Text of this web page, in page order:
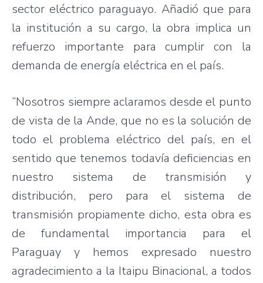
sector eléctrico paraguayo. Añadió que para
la institución a su cargo, la obra implica un
refuerzo importante para cumplir con la
demanda de energía eléctrica en el país.
“Nosotros siempre aclaramos desde el punto
de vista de la Ande, que no es la solución de
todo el problema eléctrico del país, en el
sentido que tenemos todavía deficiencias en
nuestro sistema de transmisión y
distribución, pero para el sistema de
transmisión propiamente dicho, esta obra es
de fundamental importancia para el
Paraguay y hemos expresado nuestro
agradecimiento a la Itaipu Binacional, a todos